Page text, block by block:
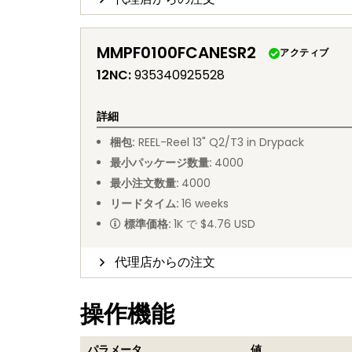
MMPF0100FCANESR2 アクティブ
12NC:935340925528
詳細
梱包: REEL-Reel 13" Q2/T3 in Drypack
最小パッケージ数量: 4000
最小注文数量: 4000
リードタイム: 16 weeks
標準価格: 1K で $4.76 USD
代理店からの注文
操作機能